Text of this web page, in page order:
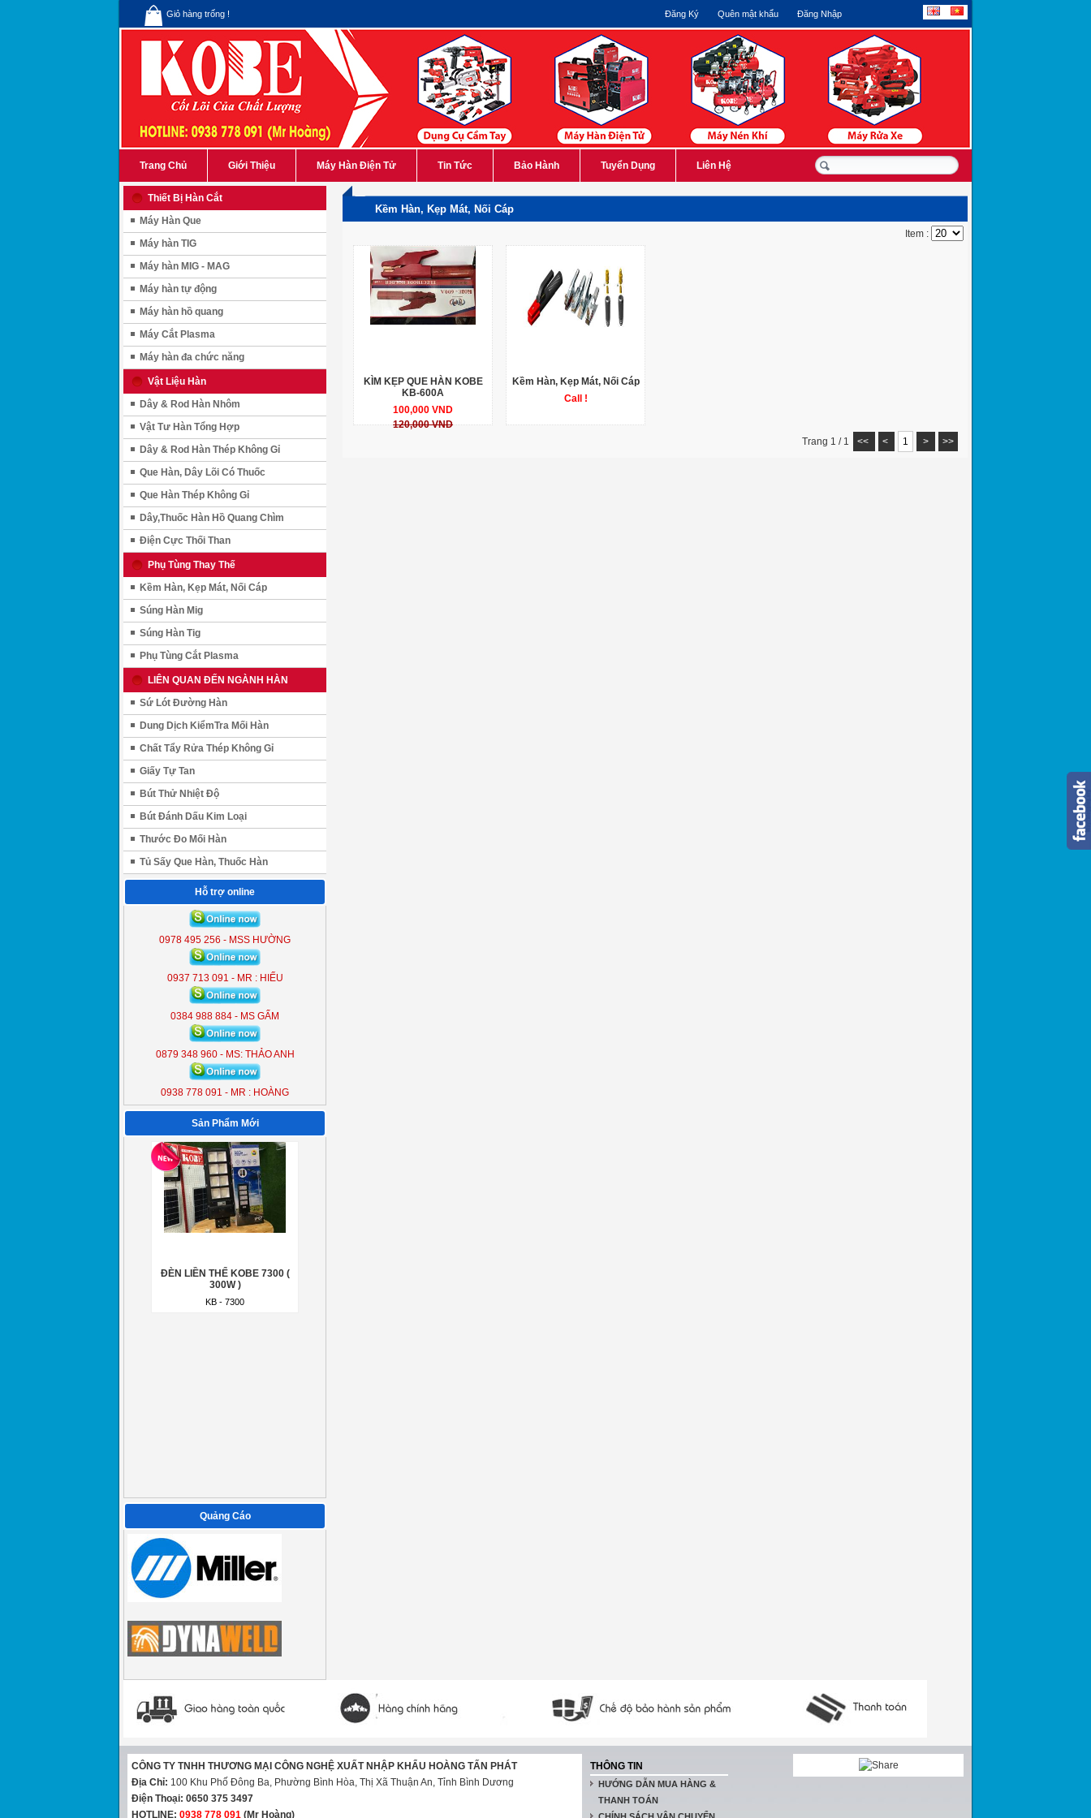
Giỏ hàng trống ! Đăng Ký Quên mật khẩu Đăng Nhập
Trang Chủ Giới Thiệu Máy Hàn Điện Tử Tin Tức Bảo Hành Tuyển Dụng Liên Hệ
Thiết Bị Hàn Cắt
Máy Hàn Que
Máy hàn TIG
Máy hàn MIG - MAG
Máy hàn tự động
Máy hàn hồ quang
Máy Cắt Plasma
Máy hàn đa chức năng
Vật Liệu Hàn
Dây & Rod Hàn Nhôm
Vật Tư Hàn Tổng Hợp
Dây & Rod Hàn Thép Không Gỉ
Que Hàn, Dây Lõi Có Thuốc
Que Hàn Thép Không Gỉ
Dây,Thuốc Hàn Hồ Quang Chìm
Điện Cực Thối Than
Phụ Tùng Thay Thế
Kềm Hàn, Kẹp Mát, Nối Cáp
Súng Hàn Mig
Súng Hàn Tig
Phụ Tùng Cắt Plasma
LIÊN QUAN ĐẾN NGÀNH HÀN
Sứ Lót Đường Hàn
Dung Dịch KiểmTra Mối Hàn
Chất Tẩy Rửa Thép Không Gỉ
Giấy Tự Tan
Bút Thử Nhiệt Độ
Bút Đánh Dấu Kim Loại
Thước Đo Mối Hàn
Tủ Sấy Que Hàn, Thuốc Hàn
Hỗ trợ online
0978 495 256 - MSS HƯỜNG
0937 713 091 - MR : HIẾU
0384 988 884 - MS GẤM
0879 348 960 - MS: THẢO ANH
0938 778 091 - MR : HOÀNG
Sản Phẩm Mới
ĐÈN LIỀN THỂ KOBE 7300 (
KB - 7300
ĐÈN LIỀN THỂ KOBE 7300 (
300W )
KB - 7300
ĐÈN LIỀN THỂ KOBE 7300 (
300W )
KB - 7300
Quảng Cáo
Kềm Hàn, Kẹp Mát, Nối Cáp
Item :
KÌM KẸP QUE HÀN KOBE
KB-600A
100,000 VND
120,000 VND
Kềm Hàn, Kẹp Mát, Nối Cáp
Call !
Trang 1 / 1 << < 1 > >>
CÔNG TY TNHH THƯƠNG MẠI CÔNG NGHỆ XUẤT NHẬP KHẨU HOÀNG TẤN PHÁT
Địa Chỉ: 100 Khu Phố Đông Ba, Phường Bình Hòa, Thị Xã Thuận An, Tỉnh Bình Dương
Điện Thoại: 0650 375 3497
HOTLINE: 0938 778 091 (Mr Hoàng)
THÔNG TIN
HƯỚNG DẪN MUA HÀNG &
THANH TOÁN